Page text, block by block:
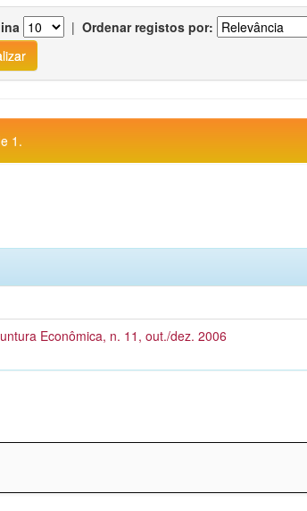
| Ordenar registos por:
1.
Econômica, n. 11, out./dez. 2006